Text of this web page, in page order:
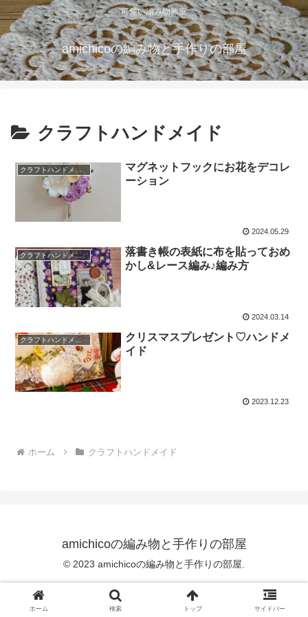
可愛い編み物教室
amichicoの編み物と手作りの部屋
クラフトハンドメイド
クラフトハンドメイド
マグネットフックにお花をデコレ
ーション
2024.05.29
クラフトハンドメイド
落書き帳の表紙に布を貼っておめ
かし&レース編み♪編み方
2024.03.14
クラフトハンドメイド
クリスマスプレゼント♡ハンドメ
イド
2023.12.23
ホーム クラフトハンドメイド
amichicoの編み物と手作りの部屋
© 2023 amichicoの編み物と手作りの部屋.
ホーム 検索 トップ サイドバー